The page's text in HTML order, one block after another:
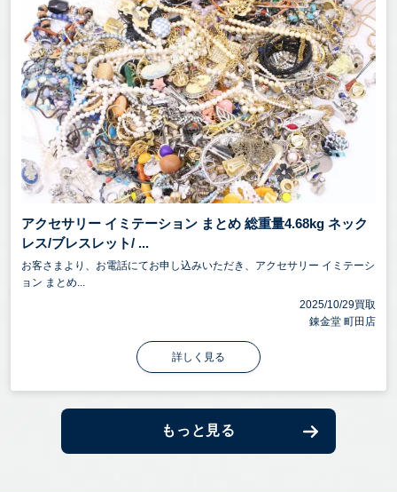
アクセサリー イミテーション まとめ 総重量4.68kg ネック
レス/ブレスレット/ ...
お客さまより、お電話にてお申し込みいただき、アクセサリー イミテーシ
ョン まとめ...
2025/10/29買取
錬金堂 町田店
詳しく見る
もっと見る